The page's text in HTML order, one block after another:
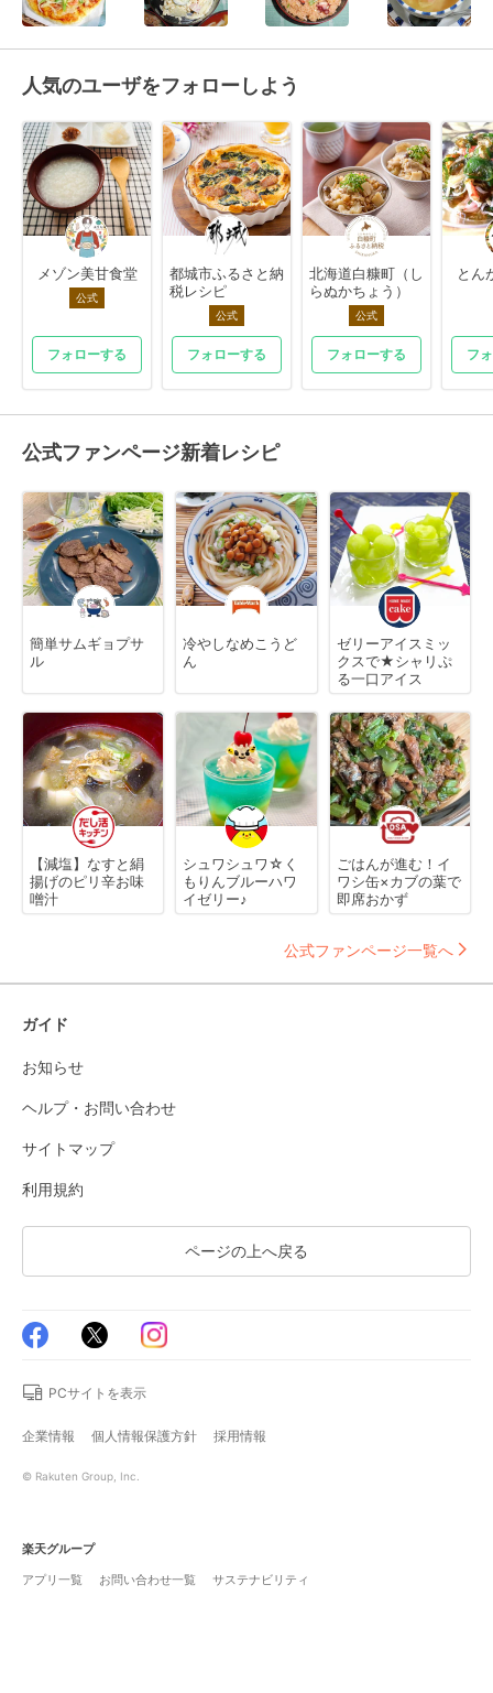
人気のユーザをフォローしよう
メゾン美甘食堂
公式
フォローする
都城市ふるさと納
税レシピ
公式
フォローする
北海道白糠町（し
らぬかちょう）
公式
フォローする
とん
フ
公式ファンページ新着レシピ
簡単サムギョプサ
ル
冷やしなめこうど
ん
ゼリーアイスミッ
クスで★シャリぷ
る一口アイス
【減塩】なすと絹
揚げのピリ辛お味
噌汁
シュワシュワ☆く
もりんブルーハワ
イゼリー♪
ごはんが進む！イ
ワシ缶×カブの葉で
即席おかず
公式ファンページ一覧へ
ガイド
お知らせ
ヘルプ・お問い合わせ
サイトマップ
利用規約
ページの上へ戻る
PCサイトを表示
企業情報 個人情報保護方針 採用情報
© Rakuten Group, Inc.
楽天グループ
アプリ一覧
お問い合わせ一覧 サステナビリティ